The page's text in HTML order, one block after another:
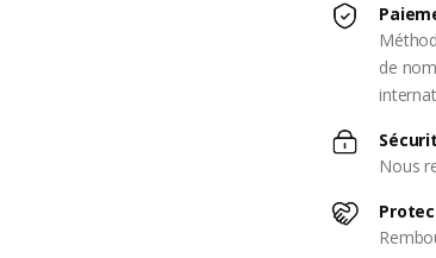
de
Nous